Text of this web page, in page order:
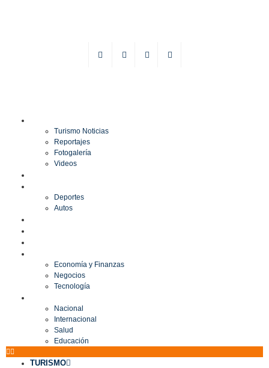
Turismo Noticias
Reportajes
Fotogalería
Videos
Deportes
Autos
Economía y Finanzas
Negocios
Tecnología
Nacional
Internacional
Salud
Educación
TURISMO